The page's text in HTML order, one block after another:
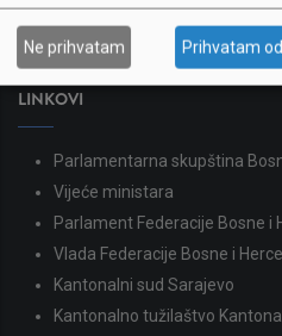
387 33 562-044
387 33 562-210
skupstina@skupstina.ks.gov.ba
LINKOVI
Parlamentarna skupština
Vijeće ministara
Parlament Federacije Bosne i
Vlada Federacije Bosne i
Kantonalni sud Sarajevo
Kantonalno tužilaštvo
Ne prihvatam Prihvatam